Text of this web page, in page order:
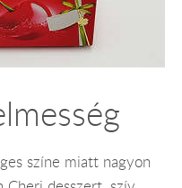
színe miatt nagyon